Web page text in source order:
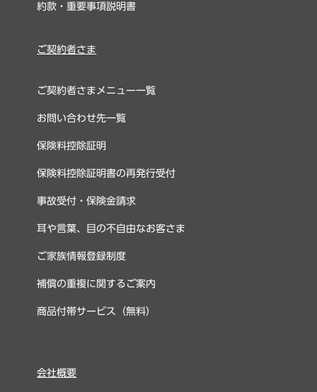
約款・重要事項説明書
ご契約者さま
ご契約者さまメニュー一覧
お問い合わせ先一覧
保険料控除証明
保険料控除証明書の再発行受付
事故受付・保険金請求
耳や言葉、目の不自由なお客さま
ご家族情報登録制度
補償の重複に関するご案内
商品付帯サービス（無料）
会社概要